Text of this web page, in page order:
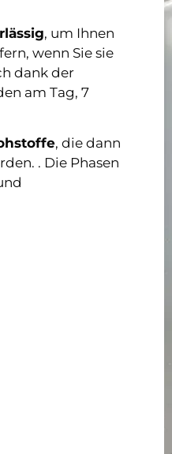
, um Ihnen
wenn Sie sie
dank der
am Tag, 7
, die dann
. Die Phasen